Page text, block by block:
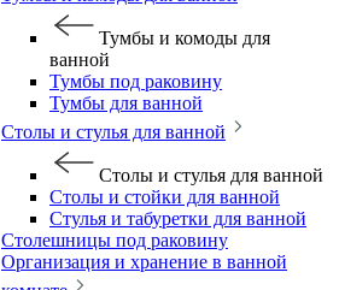
Тумбы и комоды для
ванной
Тумбы под раковину
Тумбы для ванной
Столы и стулья для ванной
Столы и стулья для ванной
Столы и стойки для ванной
Стулья и табуретки для ванной
Столешницы под раковину
Организация и хранение в ванной